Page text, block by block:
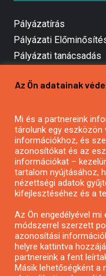
Pályázatírás
Pályázati
Pályázati tanácsadás
Mezőgazdasági
Pályázatírás civil
Pályázatírás
Pályázatfigyelés
Specifikus
Pályázatok
Pályázatok civil
Az Ön adatainak
Mi és a partnereink
tárolunk egy
információkhoz, és
azonosítókat és az
információkat –
tartalom nyújtásához,
nézettségi adatok
kifejlesztéséhez és a
Az Ön engedélyével
módszerrel szerzett
azonosítási
helyre kattintva
partnereink a fent
Másik lehetőségként a